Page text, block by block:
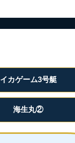
イカゲーム3号艇
海生丸②